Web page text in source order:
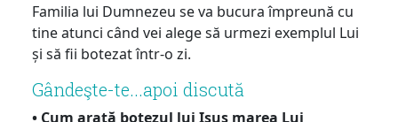
Familia lui Dumnezeu se va bucura împreună cu
tine atunci când vei alege să urmezi exemplul Lui
și să fii botezat într-o zi.
Gândeşte-te...apoi discută
• Cum arată botezul lui Isus marea Lui